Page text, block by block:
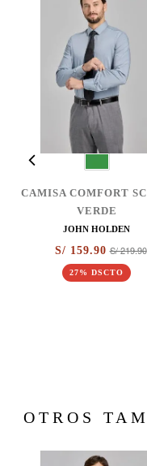
CAMISA COMFORT
VERDE
JOHN HOLDEN
S/ 159.90 S/ 219.90
27% DSCTO
OTROS